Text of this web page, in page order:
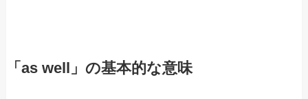
「as well」の基本的な意味